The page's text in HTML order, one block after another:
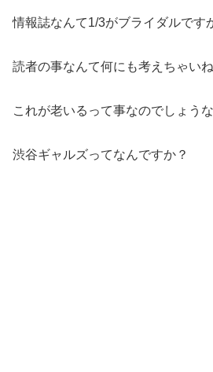
情報誌なんて1/3がブライダルです
読者の事なんて何にも考えちゃいね
これが老いるって事なのでしょうな
渋谷ギャルズってなんですか？